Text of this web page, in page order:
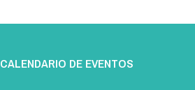
CALENDARIO DE EVENTOS